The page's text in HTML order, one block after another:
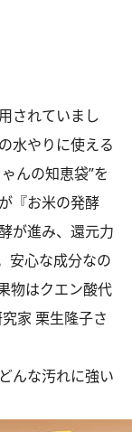
されていまし
水やりに使える
んの知恵袋”を
『お米の発酵
が進み、還元力
安心な成分なの
物はクエン酸代
家 栗生隆子さ
んな汚れに強い